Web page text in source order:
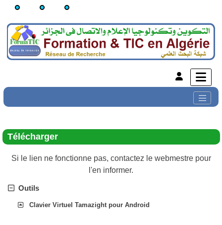
Télécharger
Si le lien ne fonctionne pas, contactez le webmestre pour
l'en informer.
Outils
Clavier Virtuel Tamazight pour Android